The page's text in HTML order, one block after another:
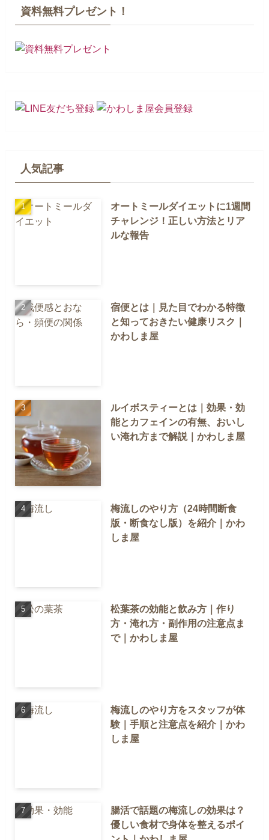
資料無料プレゼント！
人気記事
オートミールダイエットに1週間
チャレンジ！正しい方法とリア
ルな報告
宿便とは｜見た目でわかる特徴
と知っておきたい健康リスク｜
かわしま屋
ルイボスティーとは｜効果・効
能とカフェインの有無、おいし
い淹れ方まで解説｜かわしま屋
梅流しのやり方（24時間断食
版・断食なし版）を紹介｜かわ
しま屋
松葉茶の効能と飲み方｜作り
方・淹れ方・副作用の注意点ま
で｜かわしま屋
梅流しのやり方をスタッフが体
験｜手順と注意点を紹介｜かわ
しま屋
腸活で話題の梅流しの効果は？
優しい食材で身体を整えるポイ